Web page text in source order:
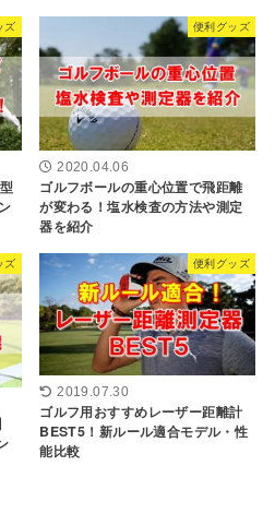
ズ 便利グッズ
2020.04.06
ゴルフボールの重心位置で飛距離
が変わる！塩水検査の方法や測定
器を紹介
ズ 便利グッズ
2019.07.30
ゴルフ用おすすめレーザー距離計
BEST5！新ルール適合モデル・性
能比較